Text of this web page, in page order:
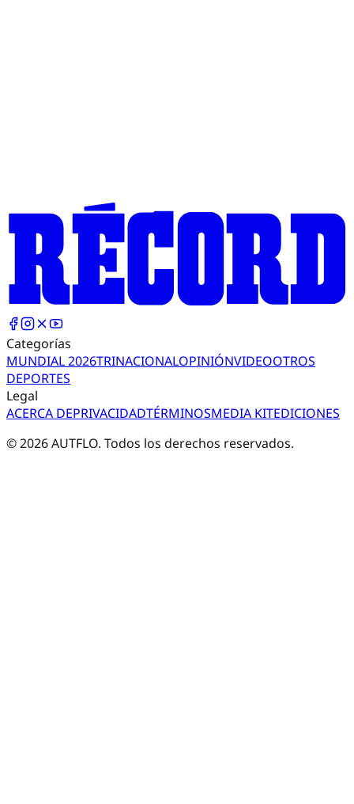
Categorías
MUNDIAL 2026TRINACIONALOPINIÓNVIDEOOTROS
DEPORTES
Legal
ACERCA DEPRIVACIDADTÉRMINOSMEDIA KITEDICIONES
©2026AUTFLO. Todos los derechos reservados.